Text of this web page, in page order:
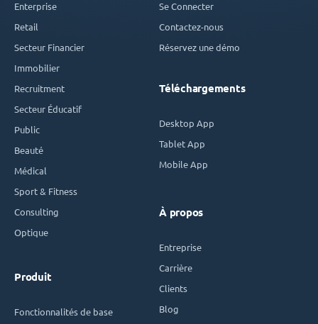
Enterprise
Retail
Secteur Financier
Immobilier
Recruitment
Secteur Éducatif
Public
Beauté
Médical
Sport & Fitness
Consulting
Optique
Produit
Fonctionnalités de base
Se Connecter
Contactez-nous
Réservez une démo
Téléchargements
Desktop App
Tablet App
Mobile App
À propos
Entreprise
Carrière
Clients
Blog